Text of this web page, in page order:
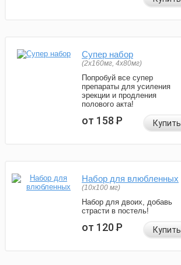
Супер набор
(2х160мг, 4х80мг)
Попробуй все супер
препараты для усиления
эрекции и продления
полового акта!
от 158Р Купить
Набор для влюбленных
(10х100 мг)
Набор для двоих, добавь
страсти в постель!
от 120Р Купить